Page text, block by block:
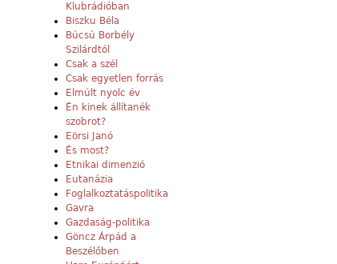
Klubrádióban
Biszku Béla
Búcsú Borbély
Szilárdtól
Csak a szél
Csak egyetlen forrás
Elmúlt nyolc év
Én kinek állítanék
szobrot?
Eörsi Janó
És most?
Etnikai dimenzió
Eutanázia
Foglalkoztatáspolitika
Gavra
Gazdaság-politika
Göncz Árpád a
Beszélőben